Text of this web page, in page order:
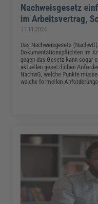
Nachweisgesetz
im Arbeitsvertrag,
11.11.2024
Das Nachweisgesetz
Dokumentationspflichten im
gegen das Gesetz kann sogar
aktuellen gesetzlichen
NachwG, welche Punkte
welche formellen